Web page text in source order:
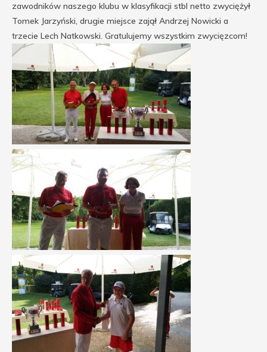
zawodników naszego klubu w klasyfikacji stbl netto zwyciężył
Tomek Jarzyński, drugie miejsce zajął Andrzej Nowicki a
trzecie Lech Natkowski. Gratulujemy wszystkim zwycięzcom!